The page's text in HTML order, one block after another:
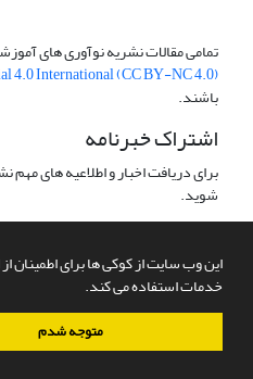
این وب سایت از کوکی ها برای اطمینان از
خدمات استفاده می کند.
متوجه شدم
تمامی مقالات نشریه نوآوری های
4.0 International (CC BY-NC 4.0)
باشند.
اشتراک خبرنامه
برای دریافت اخبار و اطلاعیه های
شوید.
سامانه مدیریت نشریات علمی.طراحی